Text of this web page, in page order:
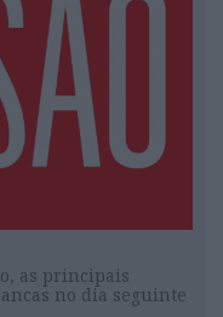
as principais
no dia seguinte